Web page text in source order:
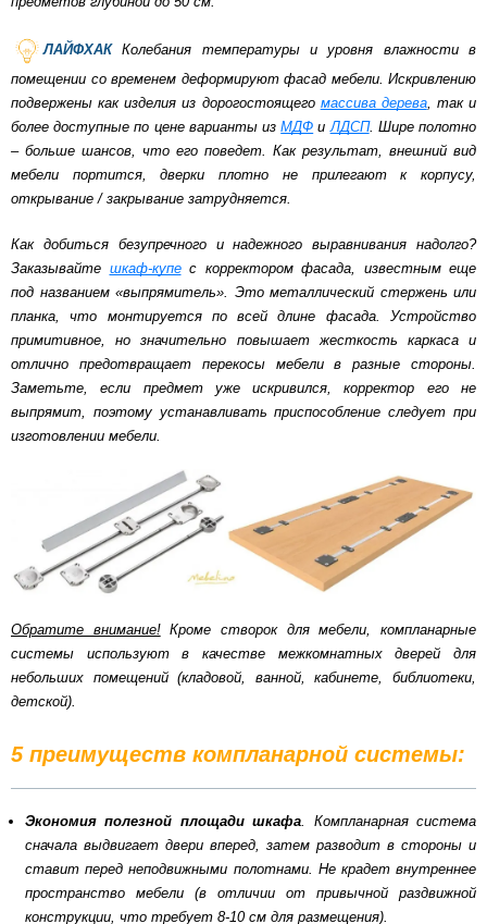
ЛАЙФХАК Колебания температуры и уровня влажности в
помещении со временем деформируют фасад мебели. Искривлению
подвержены как изделия из дорогостоящего массива дерева, так и
более доступные по цене варианты изМДФ иЛДСП. Шире полотно
– больше шансов, что его поведет. Как результат, внешний вид
мебели портится, дверки плотно не прилегают к корпусу,
открывание / закрывание затрудняется.
Как добиться безупречного и надежного выравнивания надолго?
Заказывайте шкаф-купес корректором фасада, известным еще
под названием «выпрямитель». Это металлический стержень или
планка, что монтируется по всей длине фасада. Устройство
примитивное, но значительно повышает жесткость каркаса и
отлично предотвращает перекосы мебели в разные стороны.
Заметьте, если предмет уже искривился, корректор его не
выпрямит, поэтому устанавливать приспособление следует при
изготовлении мебели.
Обратите внимание!Кроме створок для мебели, компланарные
системы используют в качестве межкомнатных дверей для
небольших помещений (кладовой, ванной, кабинете, библиотеки,
детской).
5 преимуществ компланарной системы:
Экономия полезной площади шкафа. Компланарная система
сначала выдвигает двери вперед, затем разводит в стороны и
ставит перед неподвижными полотнами. Не крадет внутреннее
пространство мебели (в отличии от привычной раздвижной
конструкции, что требует 8-10 см для размещения).